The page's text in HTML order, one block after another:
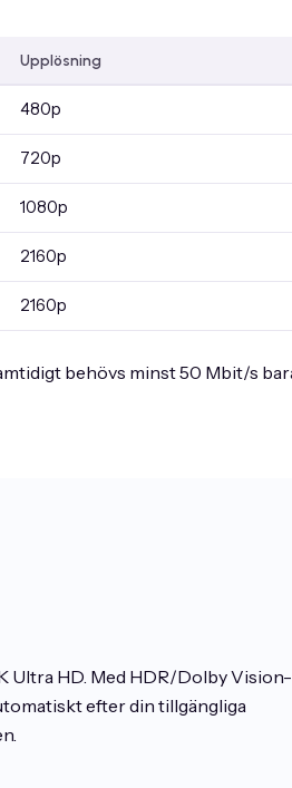
Upplösning
480p
720p
1080p
2160p
2160p
behövs minst 50 Mbit/s
Ultra HD. Med HDR/Dolby Vision-
efter din tillgängliga